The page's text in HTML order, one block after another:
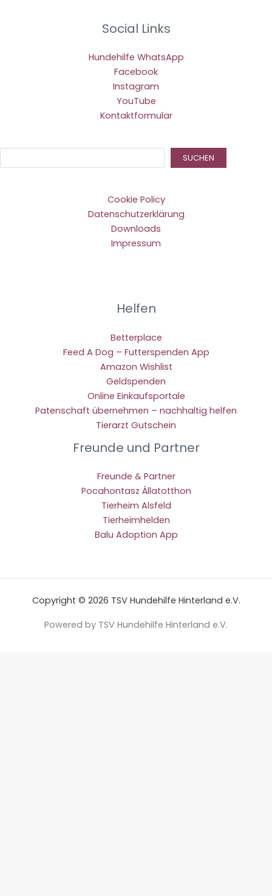
Social Links
Hundehilfe WhatsApp
Facebook
Instagram
YouTube
Kontaktformular
SUCHEN
Cookie Policy
Datenschutzerklärung
Downloads
Impressum
Helfen
Betterplace
Feed A Dog – Futterspenden App
Amazon Wishlist
Geldspenden
Online Einkaufsportale
Patenschaft übernehmen – nachhaltig helfen
Tierarzt Gutschein
Freunde und Partner
Freunde & Partner
Pocahontasz Állatotthon
Tierheim Alsfeld
Tierheimhelden
Balu Adoption App
Copyright © 2026 TSV Hundehilfe Hinterland e.V.
Powered by TSV Hundehilfe Hinterland e.V.